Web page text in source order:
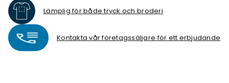
Lämplig för både tryck och broderi
Kontakta vår företagssäljare för ett erbjudande